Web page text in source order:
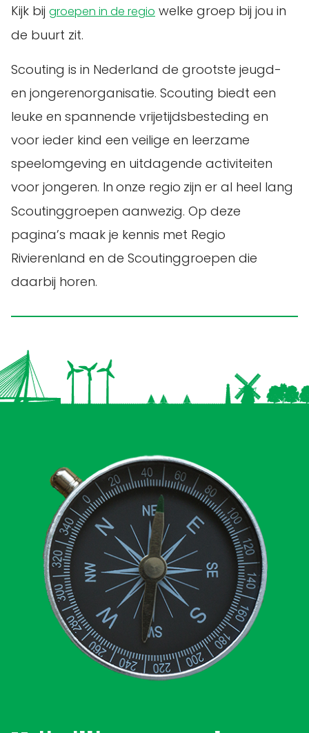
Kijk bij groepen in de regio welke groep bij jou in
de buurt zit.
Scouting is in Nederland de grootste jeugd-
en jongerenorganisatie. Scouting biedt een
leuke en spannende vrijetijdsbesteding en
voor ieder kind een veilige en leerzame
speelomgeving en uitdagende activiteiten
voor jongeren. In onze regio zijn er al heel lang
Scoutinggroepen aanwezig. Op deze
pagina’s maak je kennis met Regio
Rivierenland en de Scoutinggroepen die
daarbij horen.